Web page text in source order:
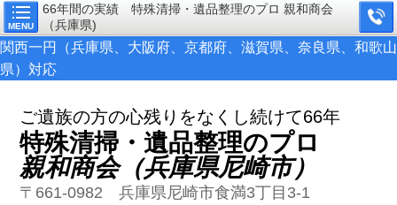
MENU
66年間の実績 特殊清掃・遺品整理のプロ 親和商会
（兵庫県)
関西一円（兵庫県、大阪府、京都府、滋賀県、奈良県、和歌山
県）対応
ご遺族の方の心残りをなくし続けて66年
特殊清掃・遺品整理のプロ
親和商会（兵庫県尼崎市）
〒661-0982 兵庫県尼崎市食満3丁目3-1